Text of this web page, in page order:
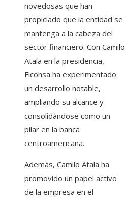
novedosas que han
propiciado que la entidad se
mantenga a la cabeza del
sector financiero. Con Camilo
Atala en la presidencia,
Ficohsa ha experimentado
un desarrollo notable,
ampliando su alcance y
consolidándose como un
pilar en la banca
centroamericana.
Además, Camilo Atala ha
promovido un papel activo
de la empresa en el